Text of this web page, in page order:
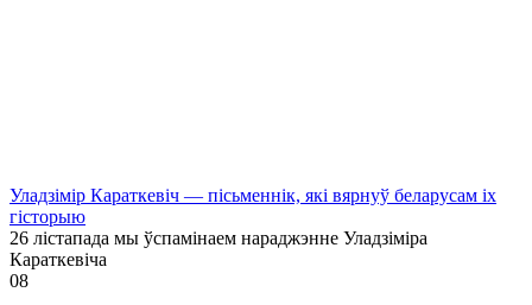
Уладзімір Караткевіч — пісьменнік, які вярнуў беларусам іх
гісторыю
26 лістапада мы ўспамінаем нараджэнне Уладзіміра
Караткевіча
08